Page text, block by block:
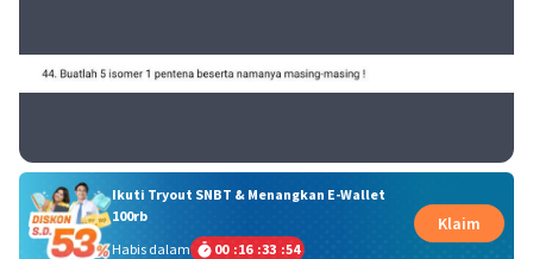
Ikuti Tryout SNBT & Menangkan E-Wallet
100rb
Habis dalam
00 :16 :33 :54
Klaim